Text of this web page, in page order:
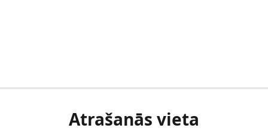
Atrašanās vieta